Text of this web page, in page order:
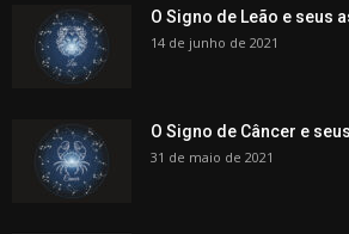
O Signo de Leão e seus
14 de junho de 2021
O Signo de Câncer e
31 de maio de 2021